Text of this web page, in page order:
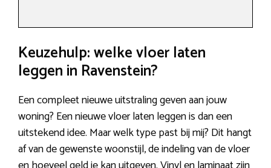
Keuzehulp: welke vloer laten
leggen in Ravenstein?
Een compleet nieuwe uitstraling geven aan jouw
woning? Een nieuwe vloer laten leggen is dan een
uitstekend idee. Maar welk type past bij mij? Dit hangt
af van de gewenste woonstijl, de indeling van de vloer